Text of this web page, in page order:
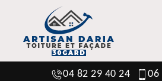
04 82 29 40 24 06